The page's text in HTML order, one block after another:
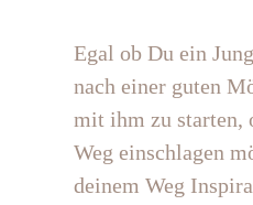
Egal ob Du ein
nach einer guten
mit ihm zu starten,
Weg einschlagen
deinem Weg